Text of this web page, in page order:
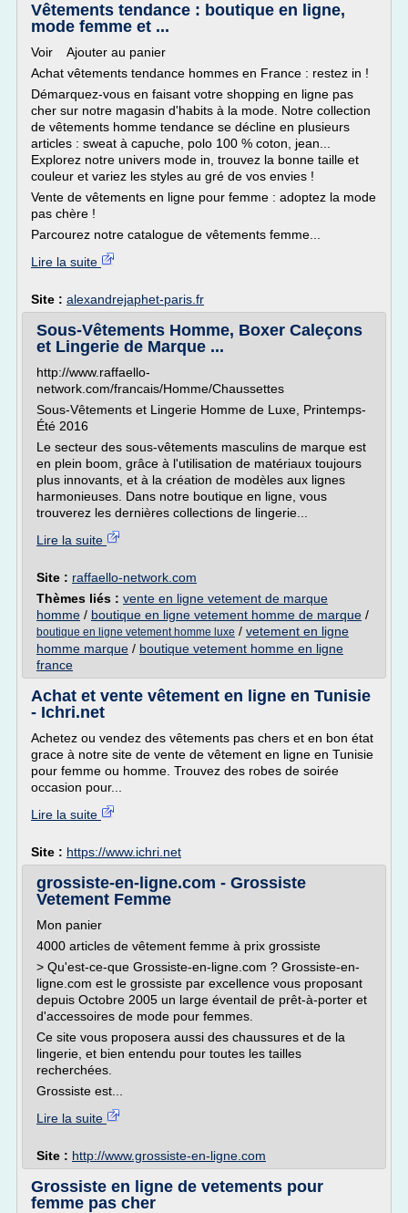
Vêtements tendance : boutique en ligne,
mode femme et ...
Voir Ajouter au panier
Achat vêtements tendance hommes en France : restez in !
Démarquez-vous en faisant votre shopping en ligne pas
cher sur notre magasin d'habits à la mode. Notre collection
de vêtements homme tendance se décline en plusieurs
articles : sweat à capuche, polo 100 % coton, jean...
Explorez notre univers mode in, trouvez la bonne taille et
couleur et variez les styles au gré de vos envies !
Vente de vêtements en ligne pour femme : adoptez la mode
pas chère !
Parcourez notre catalogue de vêtements femme...
Lire la suite
Site : alexandrejaphet-paris.fr
Sous-Vêtements Homme, Boxer Caleçons
et Lingerie de Marque ...
http://www.raffaello-
network.com/francais/Homme/Chaussettes
Sous-Vêtements et Lingerie Homme de Luxe, Printemps-
Été 2016
Le secteur des sous-vêtements masculins de marque est
en plein boom, grâce à l'utilisation de matériaux toujours
plus innovants, et à la création de modèles aux lignes
harmonieuses. Dans notre boutique en ligne, vous
trouverez les dernières collections de lingerie...
Lire la suite
Site : raffaello-network.com
Thèmes liés : vente en ligne vetement de marque
homme / boutique en ligne vetement homme de marque /
boutique en ligne vetement homme luxe / vetement en ligne
homme marque / boutique vetement homme en ligne
france
Achat et vente vêtement en ligne en Tunisie
- Ichri.net
Achetez ou vendez des vêtements pas chers et en bon état
grace à notre site de vente de vêtement en ligne en Tunisie
pour femme ou homme. Trouvez des robes de soirée
occasion pour...
Lire la suite
Site : https://www.ichri.net
grossiste-en-ligne.com - Grossiste
Vetement Femme
Mon panier
4000 articles de vêtement femme à prix grossiste
> Qu'est-ce-que Grossiste-en-ligne.com ? Grossiste-en-
ligne.com est le grossiste par excellence vous proposant
depuis Octobre 2005 un large éventail de prêt-à-porter et
d'accessoires de mode pour femmes.
Ce site vous proposera aussi des chaussures et de la
lingerie, et bien entendu pour toutes les tailles
recherchées.
Grossiste est...
Lire la suite
Site : http://www.grossiste-en-ligne.com
Grossiste en ligne de vetements pour
femme pas cher